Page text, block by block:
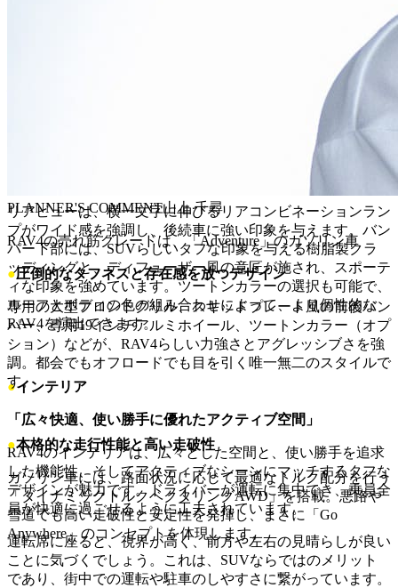
サイドビューは、低く伸びやかなルーフラインと、大きく張
り出したスクエアなフェンダーアーチが、安定感と躍動感を
表現しています。高い地上高と大径タイヤの組み合わせは、
悪路走破性を予感させるとともに、スタイリッシュな印象を
与えます。特に、ボディサイドを斜めに走るシャープなキャ
ラクターラインは、光の当たり方によって様々な表情を見
せ、見る人に力強さと軽快感を与えます。また、リアクォー
ターガラスの形状や、ブラックアウトされたDピラーも、デ
ザインのアクセントとなり、個性を際立たせています。
リアビューは、横一文字に伸びるリアコンビネーションラン
プがワイド感を強調し、後続車に強い印象を与えます。バン
パー下部には、SUVらしいタフな印象を与える樹脂製クラ
ッディングと、ディフューザー風の意匠が施され、スポーテ
ィな印象を強めています。ツートンカラーの選択も可能で、
ルーフとボディの色の組み合わせによって、より個性的な
RAV4を演出できます。
●インテリア
「広々快適、使い勝手に優れたアクティブ空間」
RAV4のインテリアは、広々とした空間と、使い勝手を追求
した機能性、そしてアクティブなシーンにマッチするタフな
デザインが魅力です。ドライバーが運転に集中でき、乗員全
員が快適に過ごせるように工夫されています。
運転席に座ると、視界が高く、前方や左右の見晴らしが良い
ことに気づくでしょう。これは、SUVならではのメリット
であり、街中での運転や駐車のしやすさに繋がっています。
PLANNER'S COMMENT山上 千尋
RAV4の売れ筋グレードは、「Adventure」のガソリン車
●圧倒的なタフネスと存在感を放つデザイン
専用の大型フロントグリル、スキッドプレート風の前後バン
パー、専用19インチアルミホイール、ツートンカラー（オプ
ション）などが、RAV4らしい力強さとアグレッシブさを強
調。都会でもオフロードでも目を引く唯一無二のスタイルで
す。
●本格的な走行性能と高い走破性
ガソリン車には、路面状況に応じて最適なトルク配分を行う
「ダイナミックトルクベクタリングAWD」を搭載。悪路や
雪道でも高い走破性と安定性を発揮し、まさに「Go
Anywhere」のコンセプトを体現します。